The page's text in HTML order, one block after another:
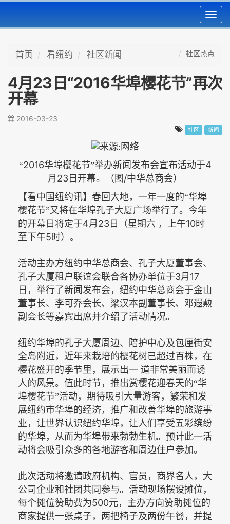
首页 看纽约 社区新闻 社区热点
4月23日“2016华埠樱花节”再次
开幕
2016-03-23
社区 新闻
“2016华埠樱花节”举办新闻发布会宣布活动于4
月 23 日开幕。（图 /中华总商会）
【看中国纽约讯】春回大地，一年一度的“华埠
樱花节”又将在华埠孔子大厦广场举行了。今年
的开幕日将定于4月 23 日（星期六 ，上午10时
至下午5时）。
活动主办方纽约中华总商会、孔子大厦董事会、
孔子大厦租户联谊会联合各协办单位于3月 17
日，举行了新闻发布会，纽约中华总商会于金山
董事长、李可乔会长、梁汉本副董事长、邓遐勲
副会长等嘉宾出席并介绍了活动情况。
纽约华埠的孔子大厦周边、陪护中心及包厘街安
全岛附近，近年来栽培的樱花树已超过百株，在
樱花盛开的季节里，展示出一 道非常美丽而诱
人的风景。值此时节，推出赏樱花迎春天的“华
埠樱花节”活动，期待吸引大量游客，繁荣和发
展纽约市华埠的经济，推广和改善华埠的旅游事
业，让世界认识纽约华埠，让人们享受五彩缤纷
的华埠，从而为华埠带来勃勃生机。预计此一活
动将会吸引众多的各地游客和周边住户参加。
此次活动将邀请政府机构、官员，商界名人，大
公司企业和社团共同参与。活动现场摆设摊位，
每个摊位赞助费为500元，主办方向赞助摊位的
商家提供一张桌子，两把椅子及两份午餐，并提